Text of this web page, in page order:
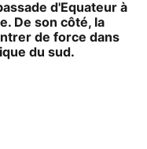
d'Equateur à
De son côté, la
de force dans
du sud.